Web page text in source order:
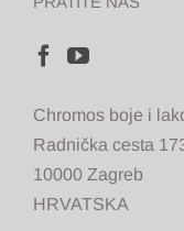
Chromos boje i
Radnička cesta
10000 Zagreb
HRVATSKA